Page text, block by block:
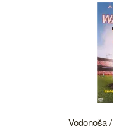
Vodonoša